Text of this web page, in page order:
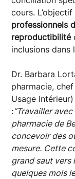
cours.
professionnels
reproductibilité
inclusions dans
Dr. Barbara
pharmacie,
Usage
:“Travailler
pharmacie de
concevoir des
mesure. Cette
grand saut vers
quelques mois